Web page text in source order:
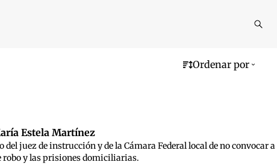
Ordenar por
Estela Martínez
juez de instrucción y de la Cámara Federal local de no convocar a
robo y las prisiones domiciliarias.